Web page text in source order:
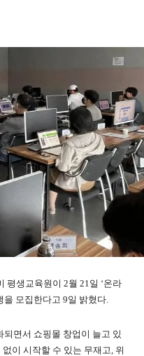
평생교육원이 2월 21일 ‘온라
모집한다고 9일 밝혔다.
면서 쇼핑몰 창업이 늘고 있
이 시작할 수 있는 무재고, 위